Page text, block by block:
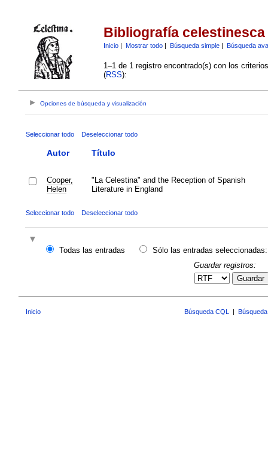
Bibliografía celestinesca
Inicio| Mostrar todo| Búsqueda simple| Búsqueda
1–1 de 1 registro encontrado(s) con los
(RSS):
Opciones de búsqueda y visualización
Seleccionar todo Deseleccionar todo
Autor Título
Cooper,
Helen
"La Celestina" and the Reception of Spanish
Literature in England
Seleccionar todo Deseleccionar todo
Todas las entradas
Sólo las entradas seleccionadas:
Guardar registros:
Guardar
Inicio Búsqueda CQL